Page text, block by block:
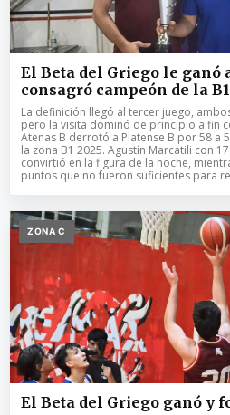
El Beta del Griego le ganó
consagró campeón de la B1
La definición llegó al tercer juego,
pero la visita dominó de principio a fin
Atenas B derrotó a Platense B por 58 a
la zona B1 2025. Agustín Marcatili con
convirtió en la figura de la noche,
puntos que no fueron suficientes para
ZONA C
El Beta del Griego ganó y